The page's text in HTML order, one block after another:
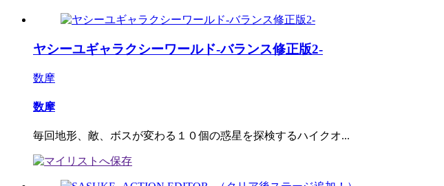
ヤシーユギャラクシーワールド-バランス修正版2-
数摩
数摩
毎回地形、敵、ボスが変わる１０個の惑星を探検するハイクオ...